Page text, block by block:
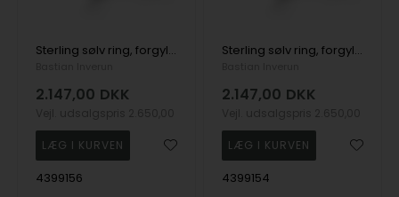
Sterling sølv ring, forgyldt, rhodineret sandb/blank, 0,02ct W-SI
2.147,00 DKK
4399156
Sterling sølv ring, forgyldt, rhodineret sandb/blank, 0,02ct W-SI
2.147,00 DKK
4399154